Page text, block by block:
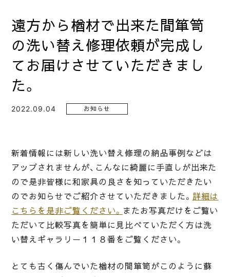
遠方から楢材で出来た間箪笥
の洗い替え修理依頼が完成し
てお届けさせていただきまし
た。
2022.09.04 お知らせ
新着情報には新しい洗い替え修理の納品事例などは
アップされませんが、こんなに綺麗に手直しが出来た
ので是非皆様に和家具の良さを知っていただきたい
のでお知らせでご紹介させていただきました。 詳細は
こちらを是非ご覧ください。 またお写真だけをご覧い
ただいて比較写真を簡単に見比べていただく方は洗
い替えギャラリー１１８番をご覧ください。
とても古く傷んでいた楢材の間箪笥がこのように蘇